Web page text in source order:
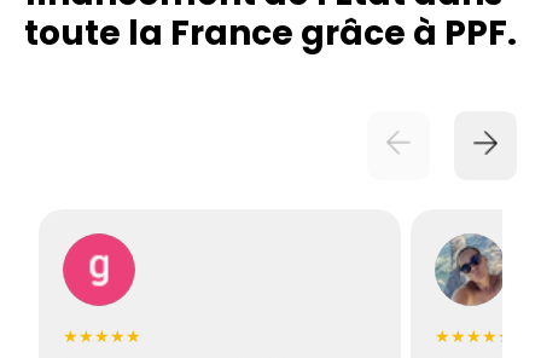
toute la France grâce à PPF.
★★★★★
★★★★★